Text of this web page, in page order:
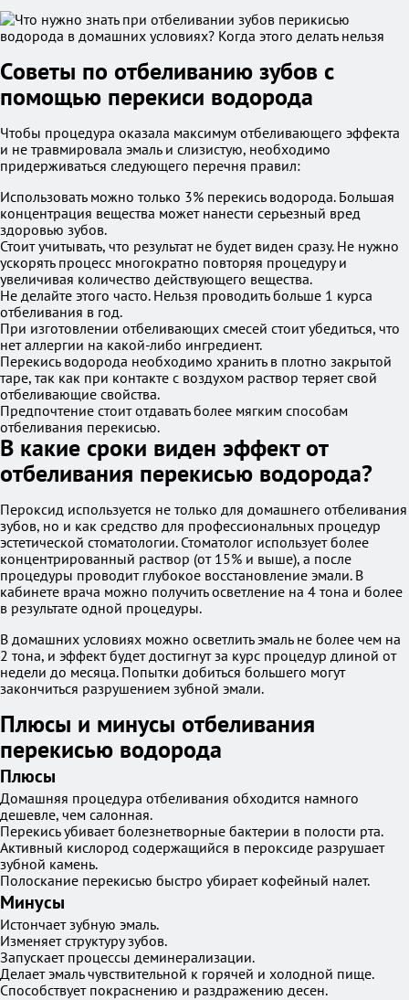
Советы по отбеливанию зубов с
помощью перекиси водорода
Чтобы процедура оказала максимум отбеливающего эффекта
и не травмировала эмаль и слизистую, необходимо
придерживаться следующего перечня правил:
Использовать можно только 3% перекись водорода. Большая
концентрация вещества может нанести серьезный вред
здоровью зубов.
Стоит учитывать, что результат не будет виден сразу. Не нужно
ускорять процесс многократно повторяя процедуру и
увеличивая количество действующего вещества.
Не делайте этого часто. Нельзя проводить больше 1 курса
отбеливания в год.
При изготовлении отбеливающих смесей стоит убедиться, что
нет аллергии на какой-либо ингредиент.
Перекись водорода необходимо хранить в плотно закрытой
таре, так как при контакте с воздухом раствор теряет свой
отбеливающие свойства.
Предпочтение стоит отдавать более мягким способам
отбеливания перекисью.
В какие сроки виден эффект от
отбеливания перекисью водорода?
Пероксид используется не только для домашнего отбеливания
зубов, но и как средство для профессиональных процедур
эстетической стоматологии. Стоматолог использует более
концентрированный раствор (от 15% и выше), а после
процедуры проводит глубокое восстановление эмали. В
кабинете врача можно получить осветление на 4 тона и более
в результате одной процедуры.
В домашних условиях можно осветлить эмаль не более чем на
2 тона, и эффект будет достигнут за курс процедур длиной от
недели до месяца. Попытки добиться большего могут
закончиться разрушением зубной эмали.
Плюсы и минусы отбеливания
перекисью водорода
Плюсы
Домашняя процедура отбеливания обходится намного
дешевле, чем салонная.
Перекись убивает болезнетворные бактерии в полости рта.
Активный кислород содержащийся в пероксиде разрушает
зубной камень.
Полоскание перекисью быстро убирает кофейный налет.
Минусы
Истончает зубную эмаль.
Изменяет структуру зубов.
Запускает процессы деминерализации.
Делает эмаль чувствительной к горячей и холодной пище.
Способствует покраснению и раздражению десен.